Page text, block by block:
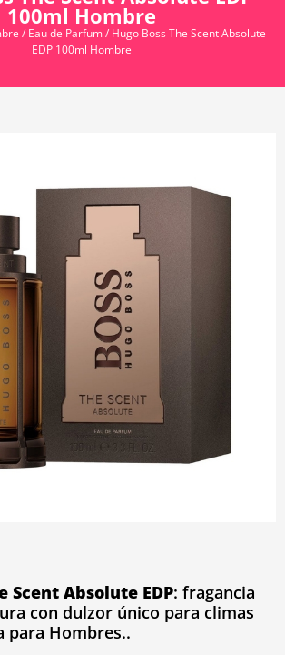
100ml Hombre
/ Eau de Parfum/ Hugo Boss The Scent Absolute
EDP 100ml Hombre
Scent Absolute EDP: fragancia
con dulzor único para climas
para Hombres..